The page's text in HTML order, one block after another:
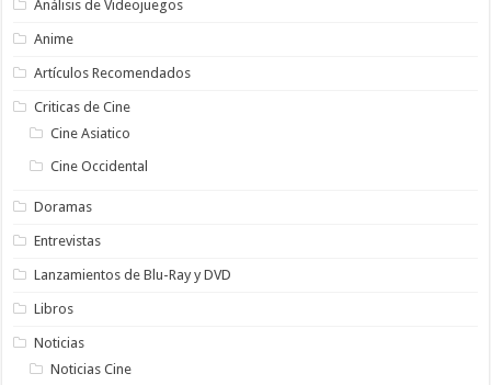
Análisis de Videojuegos
Anime
Artículos Recomendados
Criticas de Cine
Cine Asiatico
Cine Occidental
Doramas
Entrevistas
Lanzamientos de Blu-Ray y DVD
Libros
Noticias
Noticias Cine